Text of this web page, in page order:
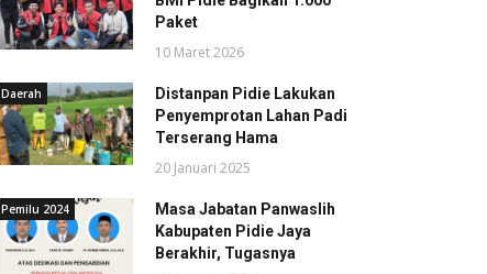
Paket
10 Maret 2026
Daerah
Distanpan Pidie Lakukan
Penyemprotan Lahan Padi
Terserang Hama
20 Januari 2025
Pemilu 2024
Masa Jabatan Panwaslih
Kabupaten Pidie Jaya
Berakhir, Tugasnya